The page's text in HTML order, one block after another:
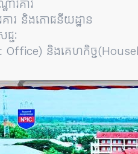
ារគារ
ារ និងភោជនីយដ្ឋាន
ជៈ
និងគេហកិច្ច